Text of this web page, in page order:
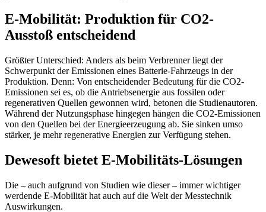
E-Mobilität: Produktion für CO2-
Ausstoß entscheidend
Größter Unterschied: Anders als beim Verbrenner liegt der
Schwerpunkt der Emissionen eines Batterie-Fahrzeugs in der
Produktion. Denn: Von entscheidender Bedeutung für die CO2-
Emissionen sei es, ob die Antriebsenergie aus fossilen oder
regenerativen Quellen gewonnen wird, betonen die Studienautoren.
Während der Nutzungsphase hingegen hängen die CO2-Emissionen
von den Quellen bei der Energieerzeugung ab. Sie sinken umso
stärker, je mehr regenerative Energien zur Verfügung stehen.
Dewesoft bietet E-Mobilitäts-Lösungen
Die – auch aufgrund von Studien wie dieser – immer wichtiger
werdende E-Mobilität hat auch auf die Welt der Messtechnik
Auswirkungen.